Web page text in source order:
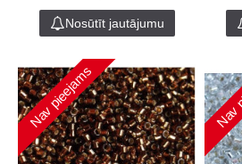
Nosūtīt jautājumu
Nav pieejams